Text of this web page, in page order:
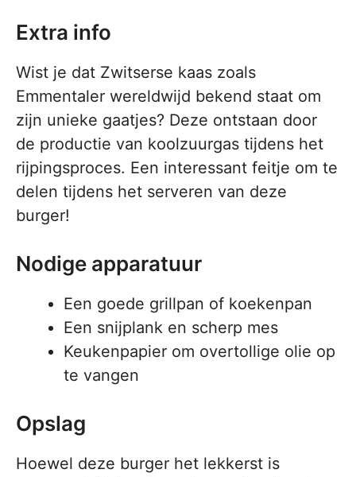
Extra info
Wist je dat Zwitserse kaas zoals
Emmentaler wereldwijd bekend staat om
zijn unieke gaatjes? Deze ontstaan door
de productie van koolzuurgas tijdens het
rijpingsproces. Een interessant feitje om te
delen tijdens het serveren van deze
burger!
Nodige apparatuur
Een goede grillpan of koekenpan
Een snijplank en scherp mes
Keukenpapier om overtollige olie op
te vangen
Opslag
Hoewel deze burger het lekkerst is